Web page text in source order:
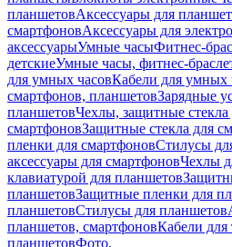
планшетовАксессуары для
смартфоновАксессуары для
аксессуарыУмные часыФитнес-
детскиеУмные часы, фитнес-
для умных часовКабели для умных
смартфонов, планшетовЗарядные
планшетовЧехлы, защитные стекла
смартфоновЗащитные стекла для
пленки для смартфоновСтилусы
аксессуары для смартфоновЧехлы
клавиатурой для планшетов
планшетовЗащитные пленки для
планшетовСтилусы для планшетов
планшетов, смартфоновКабели для
планшетовФото,